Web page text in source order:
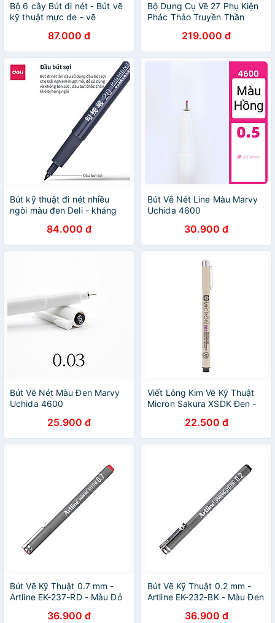
Bộ 6 cây Bút đi nét - Bút vẽ
kỹ thuật mực đe - vẽ
đen kháng nước Deli S573
87.000 đ
Bộ Dụng Cụ Vẽ 27 Phụ Kiện
Phác Thảo Truyền Thần
- Vẽ Mỹ Thuật, Chân Dung -
EC27
219.000 đ
Bút kỹ thuật đi nét nhiều
ngòi màu đen Deli - kháng
thảo - bộ 6 chiếc - S573 .
84.000 đ
Bút Vẽ Nét Line Màu Marvy
Uchida 4600
30.900 đ
Bút Vẽ Nét Màu Đen Marvy
Uchida 4600
25.900 đ
Viết Lông Kim Vẽ Kỹ Thuật
Micron Sakura XSDK Đen -
22.500 đ
Bút Vẽ Kỹ Thuật 0.7 mm -
Artline EK-237-RD - Màu Đỏ
36.900 đ
Bút Vẽ Kỹ Thuật 0.2 mm -
Artline EK-232-BK - Màu Đen
36.900 đ